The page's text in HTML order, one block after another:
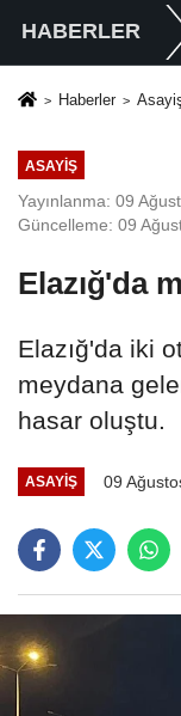
HABERLER
Haberler
ASAYIŞ
Yayınlanma: 09
Güncelleme: 09
Elazığ'da
Elazığ'da iki
meydana
hasar oluştu.
ASAYIŞ 09